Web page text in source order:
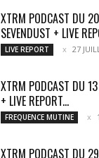
XTRM PODCAST DU
SEVENDUST + LIVE
LIVE REPORT 27
XTRM PODCAST DU
+ LIVE REPORT...
FREQUENCE MUTINE
XTRM PODCAST DU